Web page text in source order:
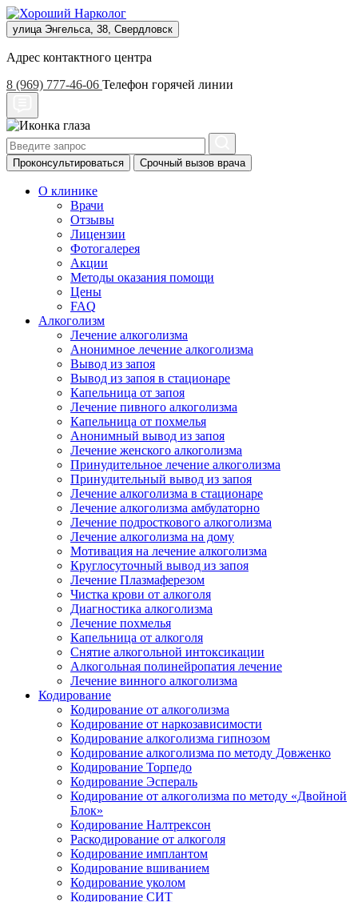
улица Энгельса, 38, Свердловск
Адрес контактного центра
8 (969) 777-46-06 Телефон горячей линии
Проконсультироваться Срочный вызов врача
О клинике
Врачи
Отзывы
Лицензии
Фотогалерея
Акции
Методы оказания помощи
Цены
FAQ
Алкоголизм
Лечение алкоголизма
Анонимное лечение алкоголизма
Вывод из запоя
Вывод из запоя в стационаре
Капельница от запоя
Лечение пивного алкоголизма
Капельница от похмелья
Анонимный вывод из запоя
Лечение женского алкоголизма
Принудительное лечение алкоголизма
Принудительный вывод из запоя
Лечение алкоголизма в стационаре
Лечение алкоголизма амбулаторно
Лечение подросткового алкоголизма
Лечение алкоголизма на дому
Мотивация на лечение алкоголизма
Круглосуточный вывод из запоя
Лечение Плазмаферезом
Чистка крови от алкоголя
Диагностика алкоголизма
Лечение похмелья
Капельница от алкоголя
Снятие алкогольной интоксикации
Алкогольная полинейропатия лечение
Лечение винного алкоголизма
Кодирование
Кодирование от алкоголизма
Кодирование от наркозависимости
Кодирование алкоголизма гипнозом
Кодирование алкоголизма по методу Довженко
Кодирование Торпедо
Кодирование Эспераль
Кодирование от алкоголизма по методу «Двойной
Блок»
Кодирование Налтрексон
Раскодирование от алкоголя
Кодирование имплантом
Кодирование вшиванием
Кодирование уколом
Кодирование СИТ